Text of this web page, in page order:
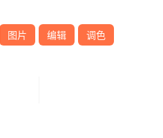
图片 编辑 调色